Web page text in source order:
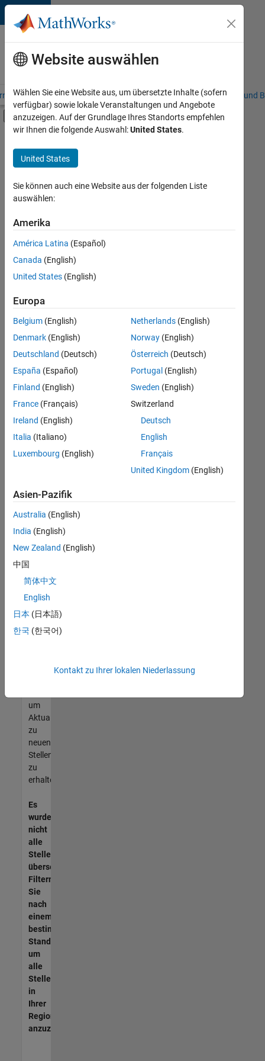
Weiter zum Inhalt
Karriere
bei
MathWorks
– Übersicht Stellensuche Niederlassungen Studierende und
Umschaltung für Off-Canvas-
Hauptinhalt
Product Development
Technical Writing
User Experience
+2
Derzeit
es
keine
offenen
Stellen,
Ihren
Suchkriterien
entsprechen.
können
die
Suchkriterien
weiter
fassen
oder
alle
Stellenangebote
anzeigen .
noch
keine
offenen
Stellen
können,
die
Ihren
entsprechen,
werden
unseres
um
Aktualisierungen
zu
neuen
Stellenangeboten
zu
erhalten.
Es
wurden
nicht
alle
Stellen
übersetzt.
Filtern
Sie
nach
einem
bestimmten
Standort,
um
alle
Stellenangebote
in
Ihrer
Region
anzuzeigen.
Website auswählen
Wählen Sie eine Website aus, um übersetzte Inhalte (sofern
verfügbar) sowie lokale Veranstaltungen und Angebote
anzuzeigen. Auf der Grundlage Ihres Standorts empfehlen
wir Ihnen die folgende Auswahl:United States.
United States
Sie können auch eine Website aus der folgenden Liste
auswählen:
Amerika
América Latina (Español)
Canada (English)
United States (English)
Europa
Belgium (English)
Denmark (English)
Deutschland (Deutsch)
España (Español)
Finland (English)
France (Français)
Ireland (English)
Italia (Italiano)
Luxembourg (English)
Netherlands(English)
Norway(English)
Österreich (Deutsch)
Portugal (English)
Sweden (English)
Switzerland
Deutsch
English
Français
United Kingdom(English)
Asien-Pazifik
Australia (English)
India (English)
New Zealand (English)
中国
简体中文
English
日本 (日本語)
한국 (한국어)
Kontakt zu Ihrer lokalen Niederlassung